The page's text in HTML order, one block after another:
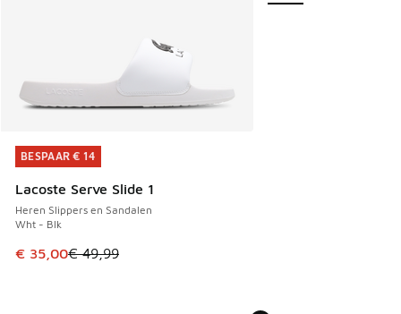
BESPAAR € 14
Lacoste Serve Slide 1
Heren Slippers en Sandalen
Wht - Blk
Dit artikel is in de uitverkoop. Dit artikel is in de
€ 35,00€ 49,99
BESPAAR € 14